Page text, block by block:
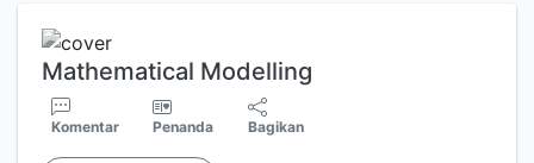
Mathematical Modelling
Komentar Penanda Bagikan